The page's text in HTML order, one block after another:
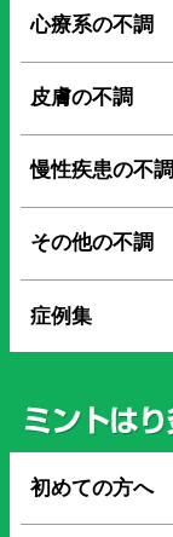
心療系の不調
皮膚の不調
慢性疾患の不調
その他の不調
症例集
初めての方へ